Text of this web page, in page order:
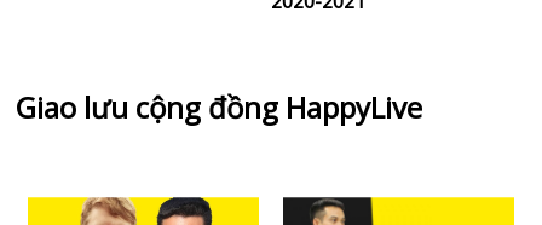
Giao lưu cộng đồng HappyLive